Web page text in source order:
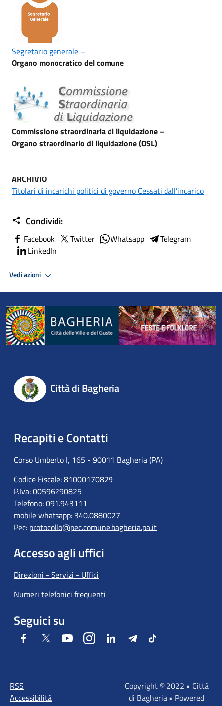
Segretario generale –
Organo monocratico del comune
Commissione straordinaria di liquidazione –
Organo straordinario di liquidazione (OSL)
ARCHIVIO
Titolari di incarichi politici di governo Cessati dall’incarico
Condividi:
Facebook Twitter Whatsapp
Telegram
LinkedIn
Vedi azioni
Città di Bagheria
Recapiti e Contatti
Corso Umberto I, 165 - 90011 Bagheria (PA)
Codice Fiscale: 81000170829
P.Iva: 00596290825
Telefono: 091.943111
mobile whatsapp: 340.0880027
Pec: protocollo@pec.comune.bagheria.pa.it
Accesso agli uffici
Direzioni - Servizi - Uffici
Numeri telefonici frequenti
Seguici su
Facebook Twitter YoutubeInstagramLinkedIn TelegramTiktok
RSS
Accessibilità
Copyright © 2022 • Città
di Bagheria • Powered